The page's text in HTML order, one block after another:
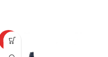
HOT